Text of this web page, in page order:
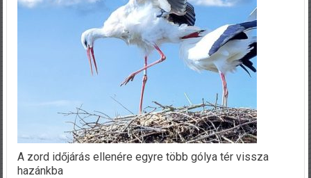
A zord időjárás ellenére egyre több gólya tér vissza
hazánkba